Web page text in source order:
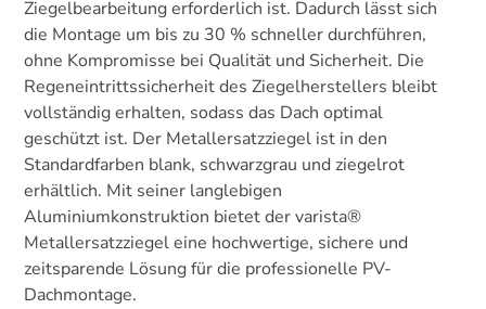
Ziegelbearbeitung erforderlich ist. Dadurch lässt sich
die Montage um bis zu 30 % schneller durchführen,
ohne Kompromisse bei Qualität und Sicherheit. Die
Regeneintrittssicherheit des Ziegelherstellers bleibt
vollständig erhalten, sodass das Dach optimal
geschützt ist. Der Metallersatzziegel ist in den
Standardfarben blank, schwarzgrau und ziegelrot
erhältlich. Mit seiner langlebigen
Aluminiumkonstruktion bietet der varista®
Metallersatzziegel eine hochwertige, sichere und
zeitsparende Lösung für die professionelle PV-
Dachmontage.